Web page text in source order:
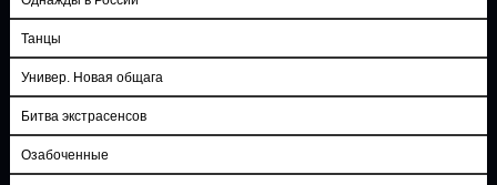
Танцы
Универ. Новая общага
Битва экстрасенсов
Озабоченные